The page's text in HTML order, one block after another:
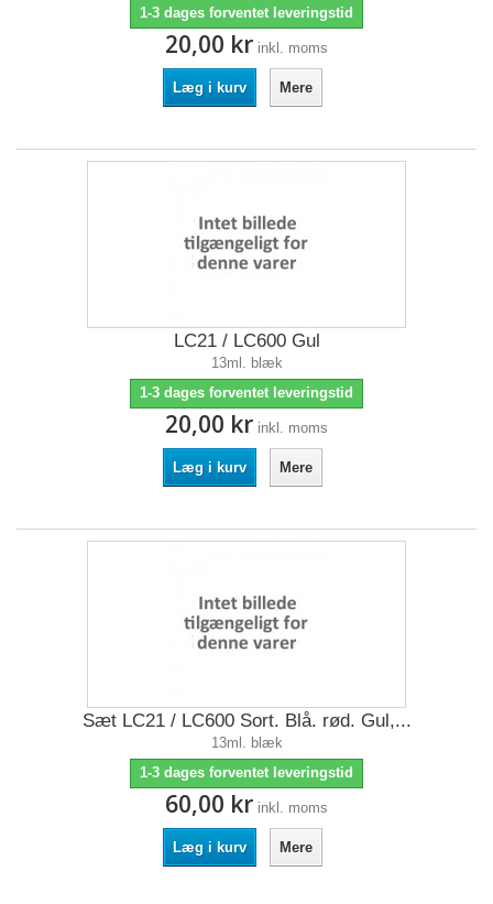
1-3 dages forventet leveringstid
20,00 kr inkl. moms
Læg i kurv Mere
LC21 / LC600 Gul
13ml. blæk
1-3 dages forventet leveringstid
20,00 kr inkl. moms
Læg i kurv Mere
Sæt LC21 / LC600 Sort. Blå. rød. Gul,...
13ml. blæk
1-3 dages forventet leveringstid
60,00 kr inkl. moms
Læg i kurv Mere